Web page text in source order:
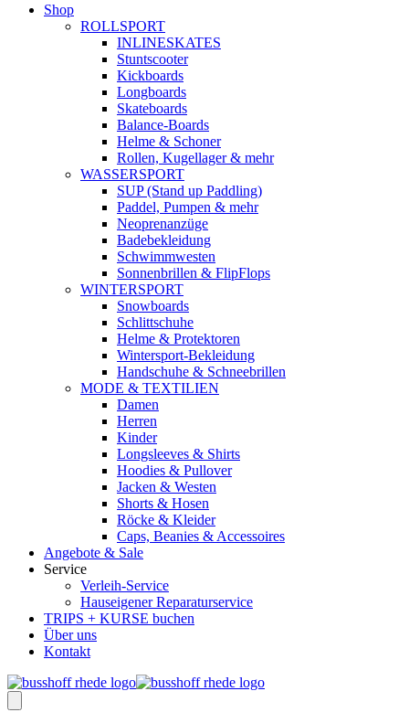
Shop
ROLLSPORT
INLINESKATES
Stuntscooter
Kickboards
Longboards
Skateboards
Balance-Boards
Helme & Schoner
Rollen, Kugellager & mehr
WASSERSPORT
SUP (Stand up Paddling)
Paddel, Pumpen & mehr
Neoprenanzüge
Badebekleidung
Schwimmwesten
Sonnenbrillen & FlipFlops
WINTERSPORT
Snowboards
Schlittschuhe
Helme & Protektoren
Wintersport-Bekleidung
Handschuhe & Schneebrillen
MODE & TEXTILIEN
Damen
Herren
Kinder
Longsleeves & Shirts
Hoodies & Pullover
Jacken & Westen
Shorts & Hosen
Röcke & Kleider
Caps, Beanies & Accessoires
Angebote & Sale
Service
Verleih-Service
Hauseigener Reparaturservice
TRIPS + KURSE buchen
Über uns
Kontakt